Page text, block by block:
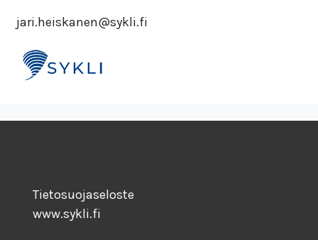
jari.heiskanen@sykli.fi
Tietosuojaseloste
www.sykli.fi